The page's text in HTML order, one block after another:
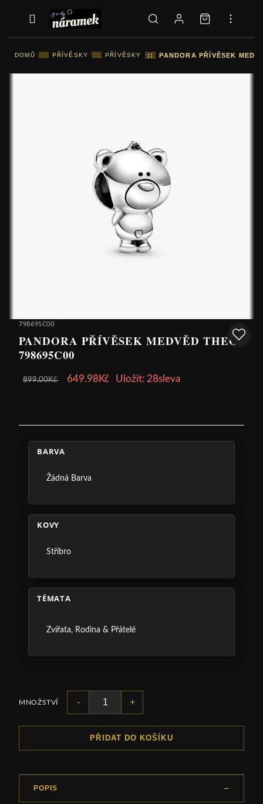
DOMŮ :: PŘÍVĚSKY :: PŘÍVĚSKY :: PANDORA PŘÍVĚSEK
798695C00
PANDORA PŘÍVĚSEK MEDVĚD THEO
798695C00
899.00Kč 649.98Kč Uložit: 28sleva
BARVA
Žádná Barva
KOVY
Stříbro
TÉMATA
Zvířata, Rodina & Přátelé
MNOŽSTVÍ - +
PŘIDAT DO KOŠÍKU
POPIS